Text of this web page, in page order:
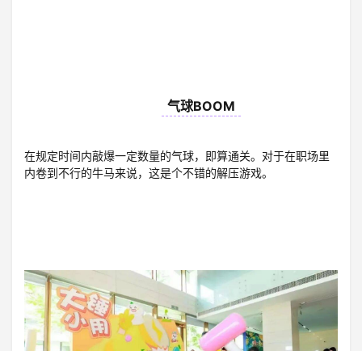
气球BOOM
在规定时间内敲爆一定数量的气球，即算通关。对于在职场里
内卷到不行的牛马来说，这是个不错的解压游戏。